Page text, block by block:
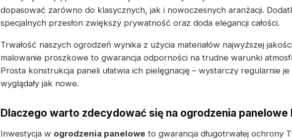
dopasować zarówno do klasycznych, jak i nowoczesnych aranżacji.
specjalnych przesłon zwiększy prywatność oraz doda elegancji całości.
Trwałość naszych ogrodzeń wynika z użycia materiałów najwyższej
malowanie proszkowe to gwarancja odporności na trudne warunki
Prosta konstrukcja paneli ułatwia ich pielęgnację – wystarczy regularnie
wyglądały jak nowe.
Dlaczego warto zdecydować się na ogrodzenia panelowe
Inwestycja w ogrodzenia panelowe to gwarancja długotrwałej ochrony